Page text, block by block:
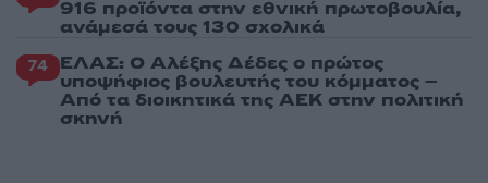
916 προϊόντα στην εθνική πρωτοβουλία,
ανάμεσά τους 130 σχολικά
74 ΕΛΑΣ: Ο Αλέξης Δέδες ο πρώτος
υποψήφιος βουλευτής του κόμματος –
Από τα διοικητικά της ΑΕΚ στην πολιτική
σκηνή